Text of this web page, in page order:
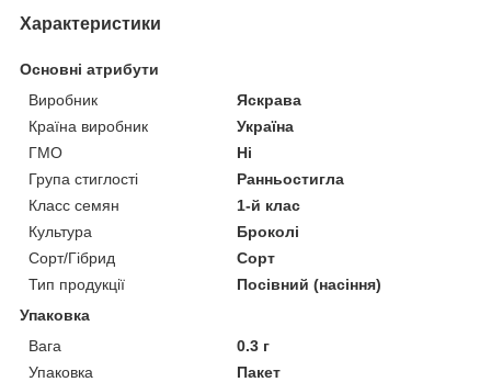
Характеристики
Основні атрибути
Виробник
Яскрава
Країна виробник
Україна
ГМО
Ні
Група стиглості
Ранньостигла
Класс семян
1-й клас
Культура
Броколі
Сорт/Гібрид
Сорт
Тип продукції
Посівний (насіння)
Упаковка
Вага
0.3 г
Упаковка
Пакет